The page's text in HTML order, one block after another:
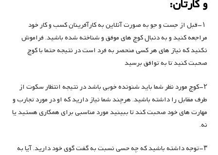
و کارتان:
۱-قبل از جست و جو به صورت آنلاین به کارآفرینان کسب و کار خود
مراجعه کنید و به دنبال کوچ های موفق و شناخته شده باشید. فراموش
نکنید که نیاز های هر کسی منحصر به فرد است در نتیجه حتما با کوچ
صحبت کنید تا به توافق برسید
۲-کوچ مورد نظر شما باید شنونده خوبی باشد در نتیجه انتظار سکوت از
طرف مقابل را داشته باشید. هرچند شما نیاز دارید که او در مورد تجارب و
مهارت های خود صحبت کند تا ببینید مورد مناسبی برای همکاری هستید یا
نه.
۳-توجه داشته باشید که چه حسی نسبت به گفت گوی خود دارید. آیا به